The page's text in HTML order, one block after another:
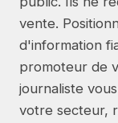
vente.
d'information
promoteur de
journaliste
votre secteur,